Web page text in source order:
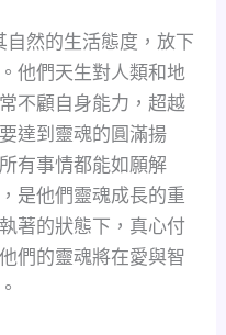
自然的生活態度，放下
他們天生對人類和地
不顧自身能力，超越
達到靈魂的圓滿揚
有事情都能如願解
是他們靈魂成長的重
著的狀態下，真心付
們的靈魂將在愛與智